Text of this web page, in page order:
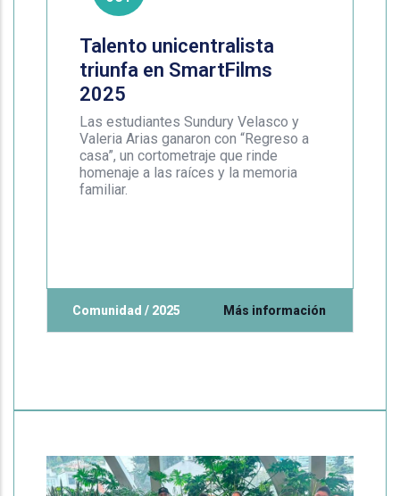
Talento unicentralista
triunfa en SmartFilms
2025
Las estudiantes Sundury Velasco y
Valeria Arias ganaron con “Regreso a
casa”, un cortometraje que rinde
homenaje a las raíces y la memoria
familiar.
Comunidad / 2025 Más información